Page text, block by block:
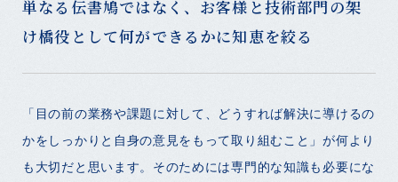
単なる伝書鳩ではなく、お客様と技術部門の架
け橋役として何ができるかに知恵を絞る
「目の前の業務や課題に対して、どうすれば解決に導けるの
かをしっかりと自身の意見をもって取り組むこと」が何より
も大切だと思います。そのためには専門的な知識も必要にな